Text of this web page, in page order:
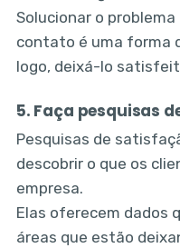
Solucionar o
contato é uma forma
logo, deixá-lo
5. Faça pesquisas
Pesquisas de
descobrir o que os
empresa.
Elas oferecem dados
áreas que estão